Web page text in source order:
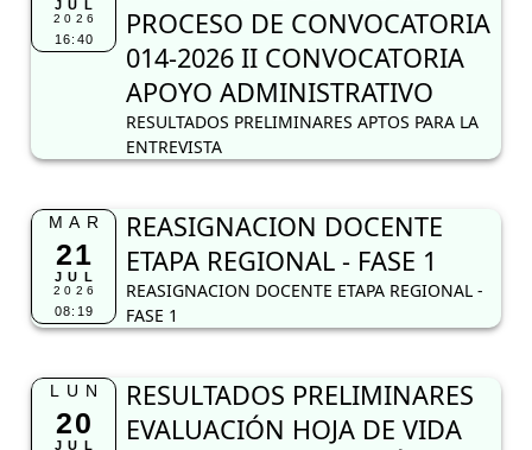
MAR
21
REASIGNACION DOCENTE
ETAPA REGIONAL - FASE 1
REASIGNACION DOCENTE ETAPA REGIONAL -
FASE 1
20
JUL
2026
17:30
EVALUACIÓN HOJA DE VIDA
PROCESO DE SELECCIÓN CAS
0014-2026 II CONVOCATORIA
APOYO ADMINISTRATIVO
SELECCIÓN CAS 0014-2026 II CONVOCATORIA